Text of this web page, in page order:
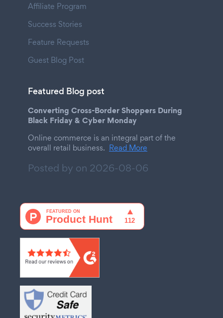
Affiliate Program
Success Stories
Feature Requests
Guest Blog Post
Featured Blog post
Converting Cross-Border Shoppers During
Black Friday & Cyber Monday
Online commerce is an integral part of the
overall retail business. Read More
Posted by on 2026-08-06